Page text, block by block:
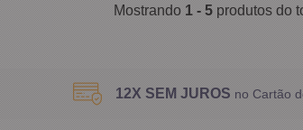
Mostrando1 - 5produtos do
12X SEM JUROS no Cartão